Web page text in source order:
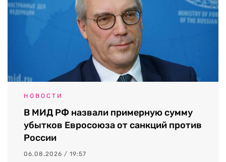
НОВОСТИ
В МИД РФ назвали примерную сумму
убытков Евросоюза от санкций против
России
06.08.2026 / 19:57